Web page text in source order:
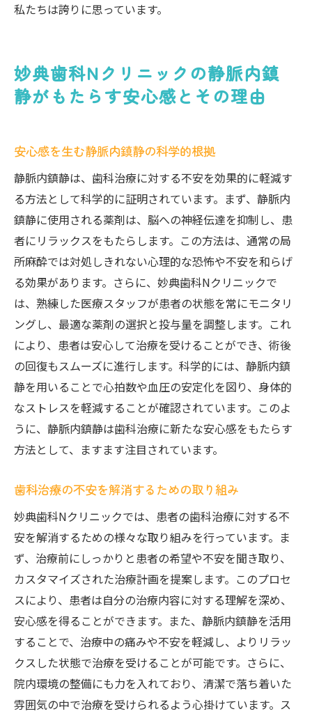
私たちは誇りに思っています。
妙典歯科Nクリニックの静脈内鎮
静がもたらす安心感とその理由
安心感を生む静脈内鎮静の科学的根拠
静脈内鎮静は、歯科治療に対する不安を効果的に軽減す
る方法として科学的に証明されています。まず、静脈内
鎮静に使用される薬剤は、脳への神経伝達を抑制し、患
者にリラックスをもたらします。この方法は、通常の局
所麻酔では対処しきれない心理的な恐怖や不安を和らげ
る効果があります。さらに、妙典歯科Nクリニックで
は、熟練した医療スタッフが患者の状態を常にモニタリ
ングし、最適な薬剤の選択と投与量を調整します。これ
により、患者は安心して治療を受けることができ、術後
の回復もスムーズに進行します。科学的には、静脈内鎮
静を用いることで心拍数や血圧の安定化を図り、身体的
なストレスを軽減することが確認されています。このよ
うに、静脈内鎮静は歯科治療に新たな安心感をもたらす
方法として、ますます注目されています。
歯科治療の不安を解消するための取り組み
妙典歯科Nクリニックでは、患者の歯科治療に対する不
安を解消するための様々な取り組みを行っています。ま
ず、治療前にしっかりと患者の希望や不安を聞き取り、
カスタマイズされた治療計画を提案します。このプロセ
スにより、患者は自分の治療内容に対する理解を深め、
安心感を得ることができます。また、静脈内鎮静を活用
することで、治療中の痛みや不安を軽減し、よりリラッ
クスした状態で治療を受けることが可能です。さらに、
院内環境の整備にも力を入れており、清潔で落ち着いた
雰囲気の中で治療を受けられるよう心掛けています。ス